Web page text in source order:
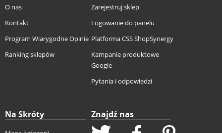
O nas
Kontakt
Program Wiarygodne Opinie
Ranking sklepów
Zarejestruj sklep
Logowanie do panelu
Platforma CSS ShopSynergy
Kampanie produktowe
Google
Pytania i odpowiedzi
Na Skróty Znajdź nas